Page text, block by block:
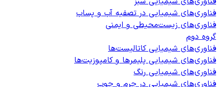
فناوری‌های شیمیایی در تصفیه آب و پساب
فناوری‌های زیست‌محیطی و ایمنی
گروه دوم
فناوری‌های شیمیایی کاتالیست‌ها
فناوری‌های شیمیایی پلیمرها و کامپوزیت‌ها
فناوری‌های شیمیایی رنگ
فناوری‌های شیمیایی در چرم و چوب